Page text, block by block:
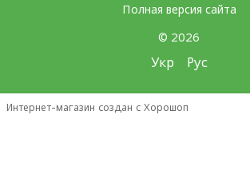
Полная версия сайта
© 2026
Укр Рус
Интернет-магазин создан с Хорошоп